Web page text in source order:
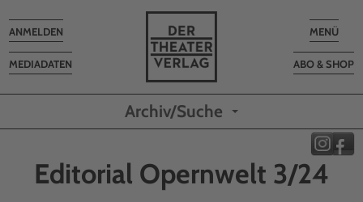
Toggle
MENÜ
ABO & SHOP
MEDIADATEN
Toggle
navigation
ANMELDEN
Archiv/Suche
Editorial Opernwelt 3/24